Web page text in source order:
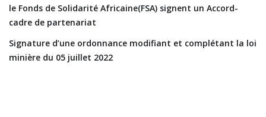
le Fonds de Solidarité Africaine(FSA) signent un Accord-
cadre de partenariat
Signature d’une ordonnance modifiant et complétant la loi
minière du 05 juillet 2022